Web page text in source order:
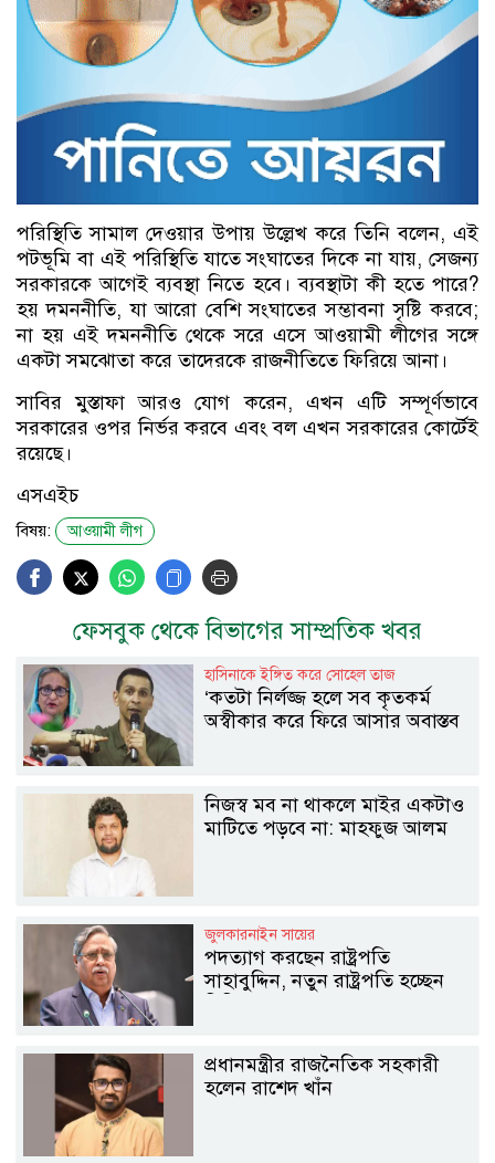
পরিস্থিতি সামাল দেওয়ার উপায় উল্লেখ করে তিনি বলেন, এই
পটভূমি বা এই পরিস্থিতি যাতে সংঘাতের দিকে না যায়, সেজন্য
সরকারকে আগেই ব্যবস্থা নিতে হবে। ব্যবস্থাটা কী হতে পারে?
হয় দমননীতি, যা আরো বেশি সংঘাতের সম্ভাবনা সৃষ্টি করবে;
না হয় এই দমননীতি থেকে সরে এসে আওয়ামী লীগের সঙ্গে
একটা সমঝোতা করে তাদেরকে রাজনীতিতে ফিরিয়ে আনা।
সাবির মুস্তাফা আরও যোগ করেন, এখন এটি সম্পূর্ণভাবে
সরকারের ওপর নির্ভর করবে এবং বল এখন সরকারের কোর্টেই
রয়েছে।
এসএইচ
বিষয়: আওয়ামী লীগ
ফেসবুক থেকে বিভাগের সাম্প্রতিক খবর
হাসিনাকে ইঙ্গিত করে সোহেল তাজ
‍‘কতটা নির্লজ্জ হলে সব কৃতকর্ম
অস্বীকার করে ফিরে আসার অবাস্তব
নিজস্ব মব না থাকলে মাইর একটাও
মাটিতে পড়বে না: মাহফুজ আলম
জুলকারনাইন সায়ের
পদত্যাগ করছেন রাষ্ট্রপতি
সাহাবুদ্দিন, নতুন রাষ্ট্রপতি হচ্ছেন
প্রধানমন্ত্রীর রাজনৈতিক সহকারী
হলেন রাশেদ খাঁন